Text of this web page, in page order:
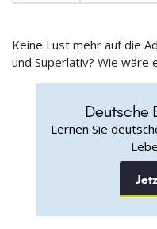
Keine Lust mehr auf die
und Superlativ? Wie wäre
Deutsche
Lernen Sie